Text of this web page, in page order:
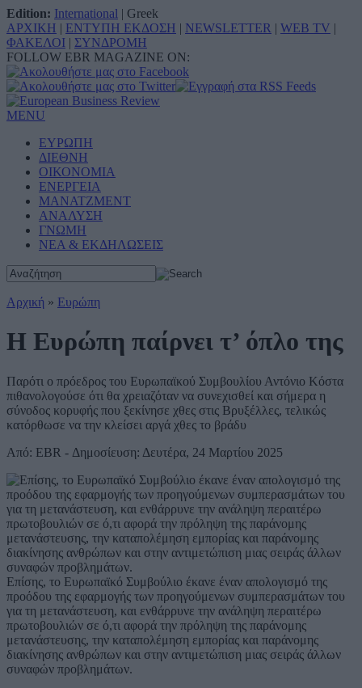
Edition: International | Greek
ΑΡΧΙΚΗ | ΕΝΤΥΠΗ ΕΚΔΟΣΗ | NEWSLETTER | WEB TV |
ΦΑΚΕΛΟΙ | ΣΥΝΔΡΟΜΗ
FOLLOW EBR MAGAZINE ON:
MENU
ΕΥΡΩΠΗ
ΔΙΕΘΝΗ
ΟΙΚΟΝΟΜΙΑ
ΕΝΕΡΓΕΙΑ
ΜΑΝΑΤΖΜΕΝΤ
ΑΝΑΛΥΣΗ
ΓΝΩΜΗ
ΝΕΑ & ΕΚΔΗΛΩΣΕΙΣ
Αρχική » Ευρώπη
Η Ευρώπη παίρνει τ’ όπλο της
Παρότι ο πρόεδρος του Ευρωπαϊκού Συμβουλίου Αντόνιο Κόστα
πιθανολογούσε ότι θα χρειαζόταν να συνεχισθεί και σήμερα η
σύνοδος κορυφής που ξεκίνησε χθες στις Βρυξέλλες, τελικώς
κατόρθωσε να την κλείσει αργά χθες το βράδυ
Από: EBR - Δημοσίευση: Δευτέρα, 24 Μαρτίου 2025
Επίσης, το Ευρωπαϊκό Συμβούλιο έκανε έναν απολογισμό της
προόδου της εφαρμογής των προηγούμενων συμπερασμάτων του
για τη μετανάστευση, και ενθάρρυνε την ανάληψη περαιτέρω
πρωτοβουλιών σε ό,τι αφορά την πρόληψη της παράνομης
μετανάστευσης, την καταπολέμηση εμπορίας και παράνομης
διακίνησης ανθρώπων και στην αντιμετώπιση μιας σειράς άλλων
συναφών προβλημάτων.